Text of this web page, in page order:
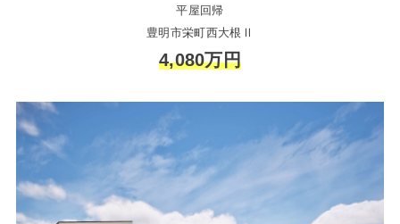
平屋回帰
豊明市栄町西大根Ⅱ
4,080万円